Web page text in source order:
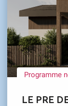
Programme
LE PRE